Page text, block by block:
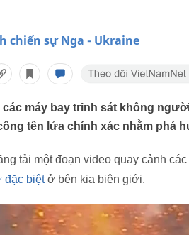
chiến sự Nga - Ukraine
máy bay trinh sát không
tên lửa chính xác nhằm phá
tải một đoạn video quay cảnh
đặc biệtở bên kia biên giới.